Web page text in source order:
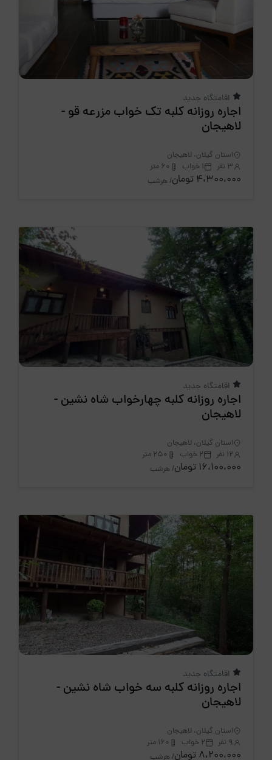
اقامتگاه جدید
اجاره روزانه کلبه تک خواب مزرعه قو -
لاهیجان
استان گیلان، لاهیجان
3 نفر
1 خواب 60 متر
4،300،000 تومان / هرشب
اقامتگاه جدید
اجاره روزانه کلبه چهارخواب شاه نشین -
لاهیجان
استان گیلان، لاهیجان
12 نفر
2 خواب 250 متر
16،100،000 تومان / هرشب
اقامتگاه جدید
اجاره روزانه کلبه سه خواب شاه نشین -
لاهیجان
استان گیلان، لاهیجان
9 نفر
2 خواب 160 متر
8،200،000 تومان / هرشب